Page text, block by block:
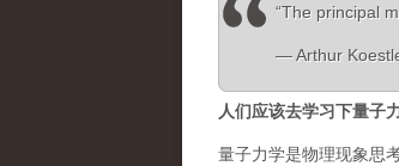
“The principal
― Arthur
人们应该去学习下量子
量子力学是物理现象思